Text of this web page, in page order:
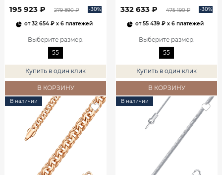
195 923 ₽ 279 890 ₽ -30%
от32 654 ₽ x 6 платежей
Выберите размер:
55
Купить в один клик
В КОРЗИНУ
332 633 ₽ 475 190 ₽ -30%
от55 439 ₽ x 6 платежей
Выберите размер:
55
Купить в один клик
В КОРЗИНУ
В наличии В наличии